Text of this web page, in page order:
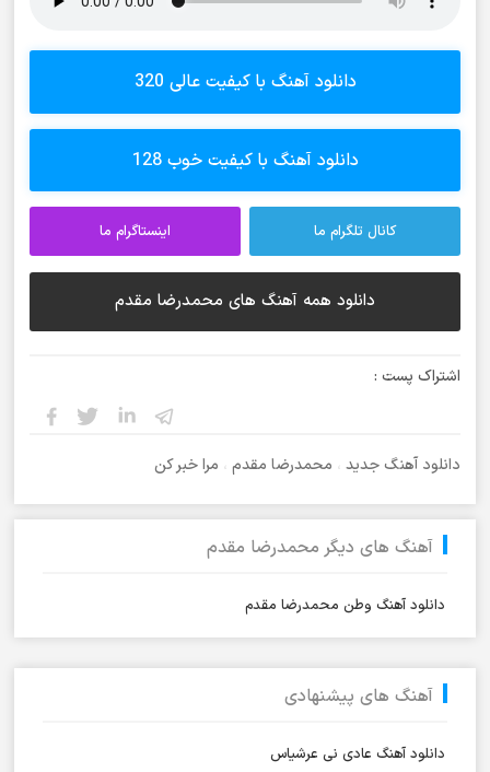
دانلود آهنگ با کیفیت عالی 320
دانلود آهنگ با کیفیت خوب 128
کانال تلگرام ما اینستاگرام ما
دانلود همه آهنگ های محمدرضا مقدم
اشتراک پست :
دانلود آهنگ جدید ، محمدرضا مقدم ، مرا خبر کن
آهنگ های دیگر محمدرضا مقدم
دانلود آهنگ وطن محمدرضا مقدم
آهنگ های پیشنهادی
دانلود آهنگ عادی نی عرشیاس